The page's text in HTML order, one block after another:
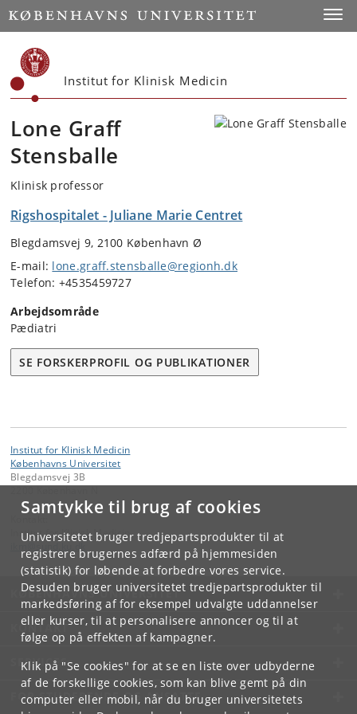
Samtykke til brug af cookies
Universitetet bruger tredjepartsprodukter til at
registrere brugernes adfærd på hjemmesiden
(statistik) for løbende at forbedre vores service.
Desuden bruger universitetet tredjepartsprodukter til
markedsføring af for eksempel udvalgte uddannelser
eller kurser, til at personalisere annoncer og til at
følge op på effekten af kampagner.
Klik på "Se cookies" for at se en liste over udbyderne
af de forskellige cookies, som kan blive gemt på din
computer eller mobil, når du bruger universitetets
Start
Institut for Klinisk Medicin
Lone Graff
Stensballe
Klinisk professor
Rigshospitalet - Juliane Marie Centret
Blegdamsvej 9, 2100 København Ø
E-mail: lone.graff.stensballe@regionh.dk
Telefon: +4535459727
Arbejdsområde
Pædiatri
SE FORSKERPROFIL OG PUBLIKATIONER
Institut for Klinisk Medicin
Københavns Universitet
Blegdamsvej 3B
Institut for Klinisk Medicin
KØBENHAVNS UNIVERSITET
KONTAKT
SERVICES
FOR STUDERENDE OG ANSATTE